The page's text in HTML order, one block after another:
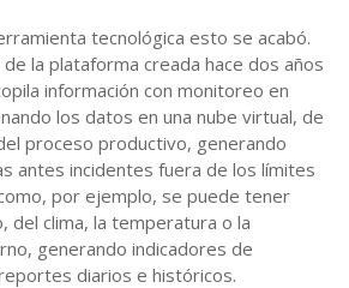
tecnológica esto se acabó.
la plataforma creada hace dos años
información con monitoreo en
los datos en una nube virtual, de
proceso productivo, generando
antes incidentes fuera de los límites
por ejemplo, se puede tener
del clima, la temperatura o la
generando indicadores de
diarios e históricos.